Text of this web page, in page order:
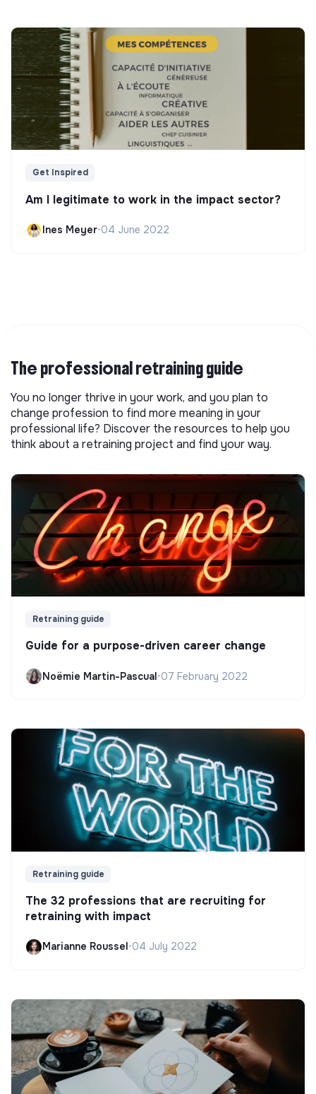
Get Inspired
Am I legitimate to work in the impact sector?
Ines Meyer•04 June 2022
The professional retraining guide
You no longer thrive in your work, and you plan to
change profession to find more meaning in your
professional life? Discover the resources to help you
think about a retraining project and find your way.
Retraining guide
Guide for a purpose-driven career change
Noëmie Martin-Pascual•07 February 2022
Retraining guide
The 32 professions that are recruiting for
retraining with impact
Marianne Roussel •04 July 2022